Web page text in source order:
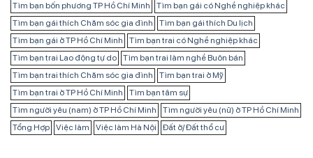
Tìm bạn bốn phương TP Hồ Chí Minh
Tìm bạn gái có Nghề nghiệp khác
Tìm bạn gái thích Chăm sóc gia đình
Tìm bạn gái thích Du lịch
Tìm bạn gái ở TP Hồ Chí Minh
Tìm bạn trai có Nghề nghiệp khác
Tìm bạn trai Lao động tự do
Tìm bạn trai làm nghề Buôn bán
Tìm bạn trai thích Chăm sóc gia đình
Tìm bạn trai ở Mỹ
Tìm bạn trai ở TP Hồ Chí Minh
Tìm bạn tâm sự
Tìm người yêu (nam) ở TP Hồ Chí Minh
Tìm người yêu (nữ) ở TP Hồ Chí Minh
Tổng Hợp
Việc làm Việc làm Hà Nội Đất ở/ Đất thổ cư